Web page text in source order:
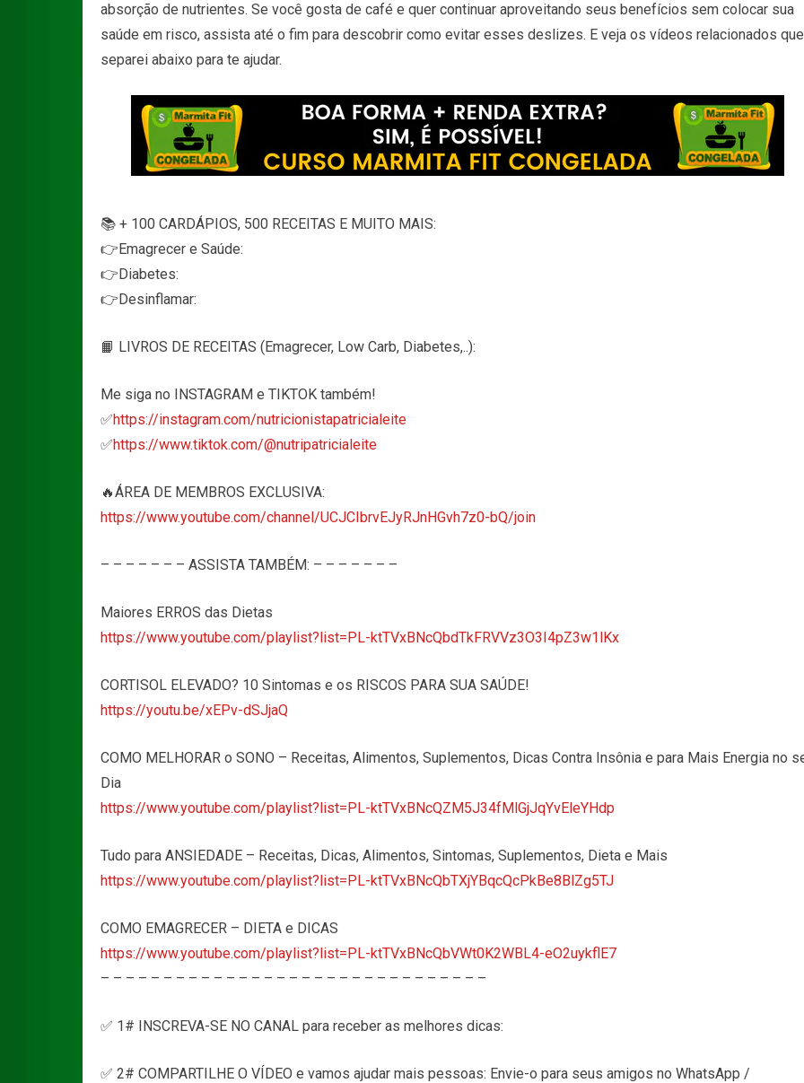
absorção de nutrientes. Se você gosta de café e quer continuar aproveitando seus benefícios sem colocar sua
saúde em risco, assista até o fim para descobrir como evitar esses deslizes. E veja os vídeos relacionados que
separei abaixo para te ajudar.
📚 + 100 CARDÁPIOS, 500 RECEITAS E MUITO MAIS:
👉Emagrecer e Saúde:
👉Diabetes:
👉Desinflamar:
📙 LIVROS DE RECEITAS (Emagrecer, Low Carb, Diabetes,..):
Me siga no INSTAGRAM e TIKTOK também!
✅https://instagram.com/nutricionistapatricialeite
✅https://www.tiktok.com/@nutripatricialeite
🔥ÁREA DE MEMBROS EXCLUSIVA:
https://www.youtube.com/channel/UCJCIbrvEJyRJnHGvh7z0-bQ/join
– – – – – – – ASSISTA TAMBÉM: – – – – – – –
Maiores ERROS das Dietas
https://www.youtube.com/playlist?list=PL-ktTVxBNcQbdTkFRVVz3O3I4pZ3w1lKx
CORTISOL ELEVADO? 10 Sintomas e os RISCOS PARA SUA SAÚDE!
https://youtu.be/xEPv-dSJjaQ
COMO MELHORAR o SONO – Receitas, Alimentos, Suplementos, Dicas Contra Insônia e para Mais Energia no
Dia
https://www.youtube.com/playlist?list=PL-ktTVxBNcQZM5J34fMlGjJqYvEleYHdp
Tudo para ANSIEDADE – Receitas, Dicas, Alimentos, Sintomas, Suplementos, Dieta e Mais
https://www.youtube.com/playlist?list=PL-ktTVxBNcQbTXjYBqcQcPkBe8BlZg5TJ
COMO EMAGRECER – DIETA e DICAS
https://www.youtube.com/playlist?list=PL-ktTVxBNcQbVWt0K2WBL4-eO2uykflE7
– – – – – – – – – – – – – – – – – – – – – – – – – – – – – – –
✅ 1# INSCREVA-SE NO CANAL para receber as melhores dicas:
✅ 2# COMPARTILHE O VÍDEO e vamos ajudar mais pessoas: Envie-o para seus amigos no WhatsApp /